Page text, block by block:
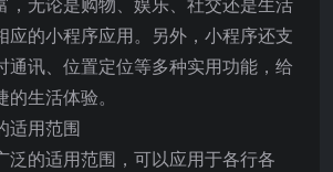
应的小程序应用。另外，小程序还支
通讯、位置定位等多种实用功能，给
生活体验。
适用范围
泛的适用范围，可以应用于各行各